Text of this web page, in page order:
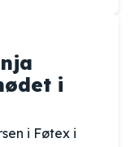
i
i Føtex i